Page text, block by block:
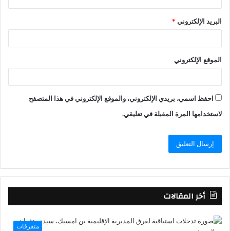
البريد الإلكتروني *
الموقع الإلكتروني
احفظ اسمي، بريدي الإلكتروني، والموقع الإلكتروني في هذا المتصفح
لاستخدامها المرة المقبلة في تعليقي.
أخر المقالات
متفرقات